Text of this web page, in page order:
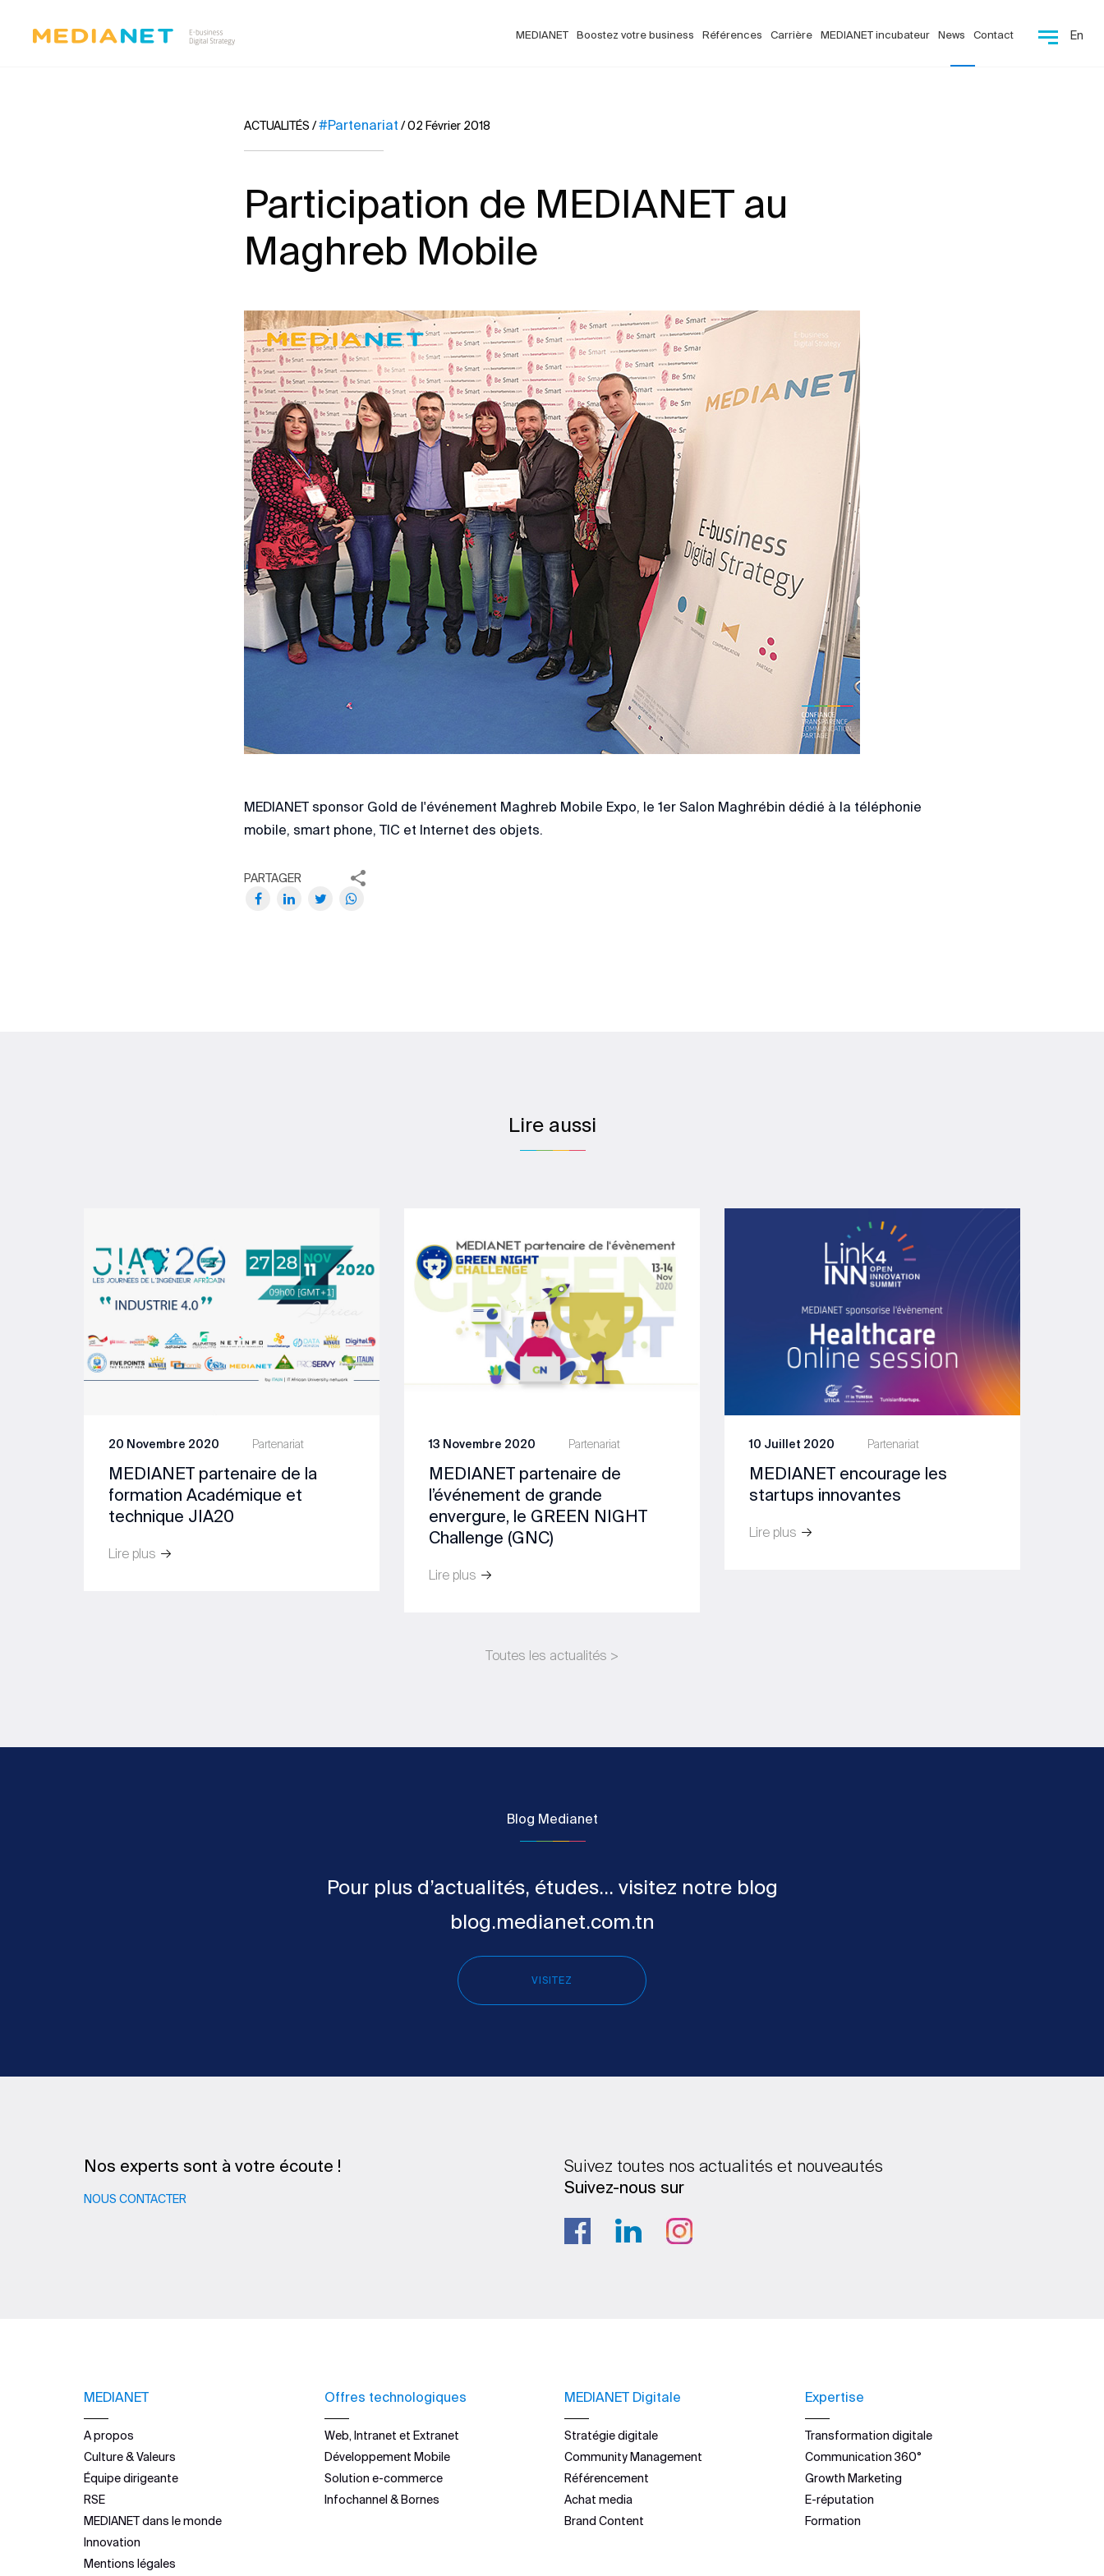
MEDIANET Boostez votre business Références Carrière MEDIANET incubateur News Contact En
ACTUALITÉS /#Partenariat /02 Février 2018
Participation de MEDIANET au
Maghreb Mobile
MEDIANET sponsor Gold de l'événement Maghreb Mobile Expo, le 1er Salon Maghrébin dédié à la téléphonie
mobile, smart phone, TIC et Internet des objets.
PARTAGER
Lire aussi
Partenariat
20 Novembre 2020
MEDIANET partenaire de la
formation Académique et
technique JIA20
Lire plus
Partenariat
13 Novembre 2020
MEDIANET partenaire de
l’événement de grande
envergure, le GREEN NIGHT
Challenge (GNC)
Lire plus
Partenariat
10 Juillet 2020
MEDIANET encourage les
startups innovantes
Lire plus
Toutes les actualités >
Blog Medianet
Pour plus d’actualités, études... visitez notre blog
blog.medianet.com.tn
VISITEZ
Nos experts sont à votre écoute !
NOUS CONTACTER
Suivez toutes nos actualités et nouveautés
Suivez-nous sur
MEDIANET
A propos
Culture & Valeurs
Équipe dirigeante
RSE
MEDIANET dans le monde
Innovation
Mentions légales
Offres technologiques
Web, Intranet et Extranet
Développement Mobile
Solution e-commerce
Infochannel & Bornes
MEDIANET Digitale
Stratégie digitale
Community Management
Référencement
Achat media
Brand Content
Expertise
Transformation digitale
Communication 360°
Growth Marketing
E-réputation
Formation